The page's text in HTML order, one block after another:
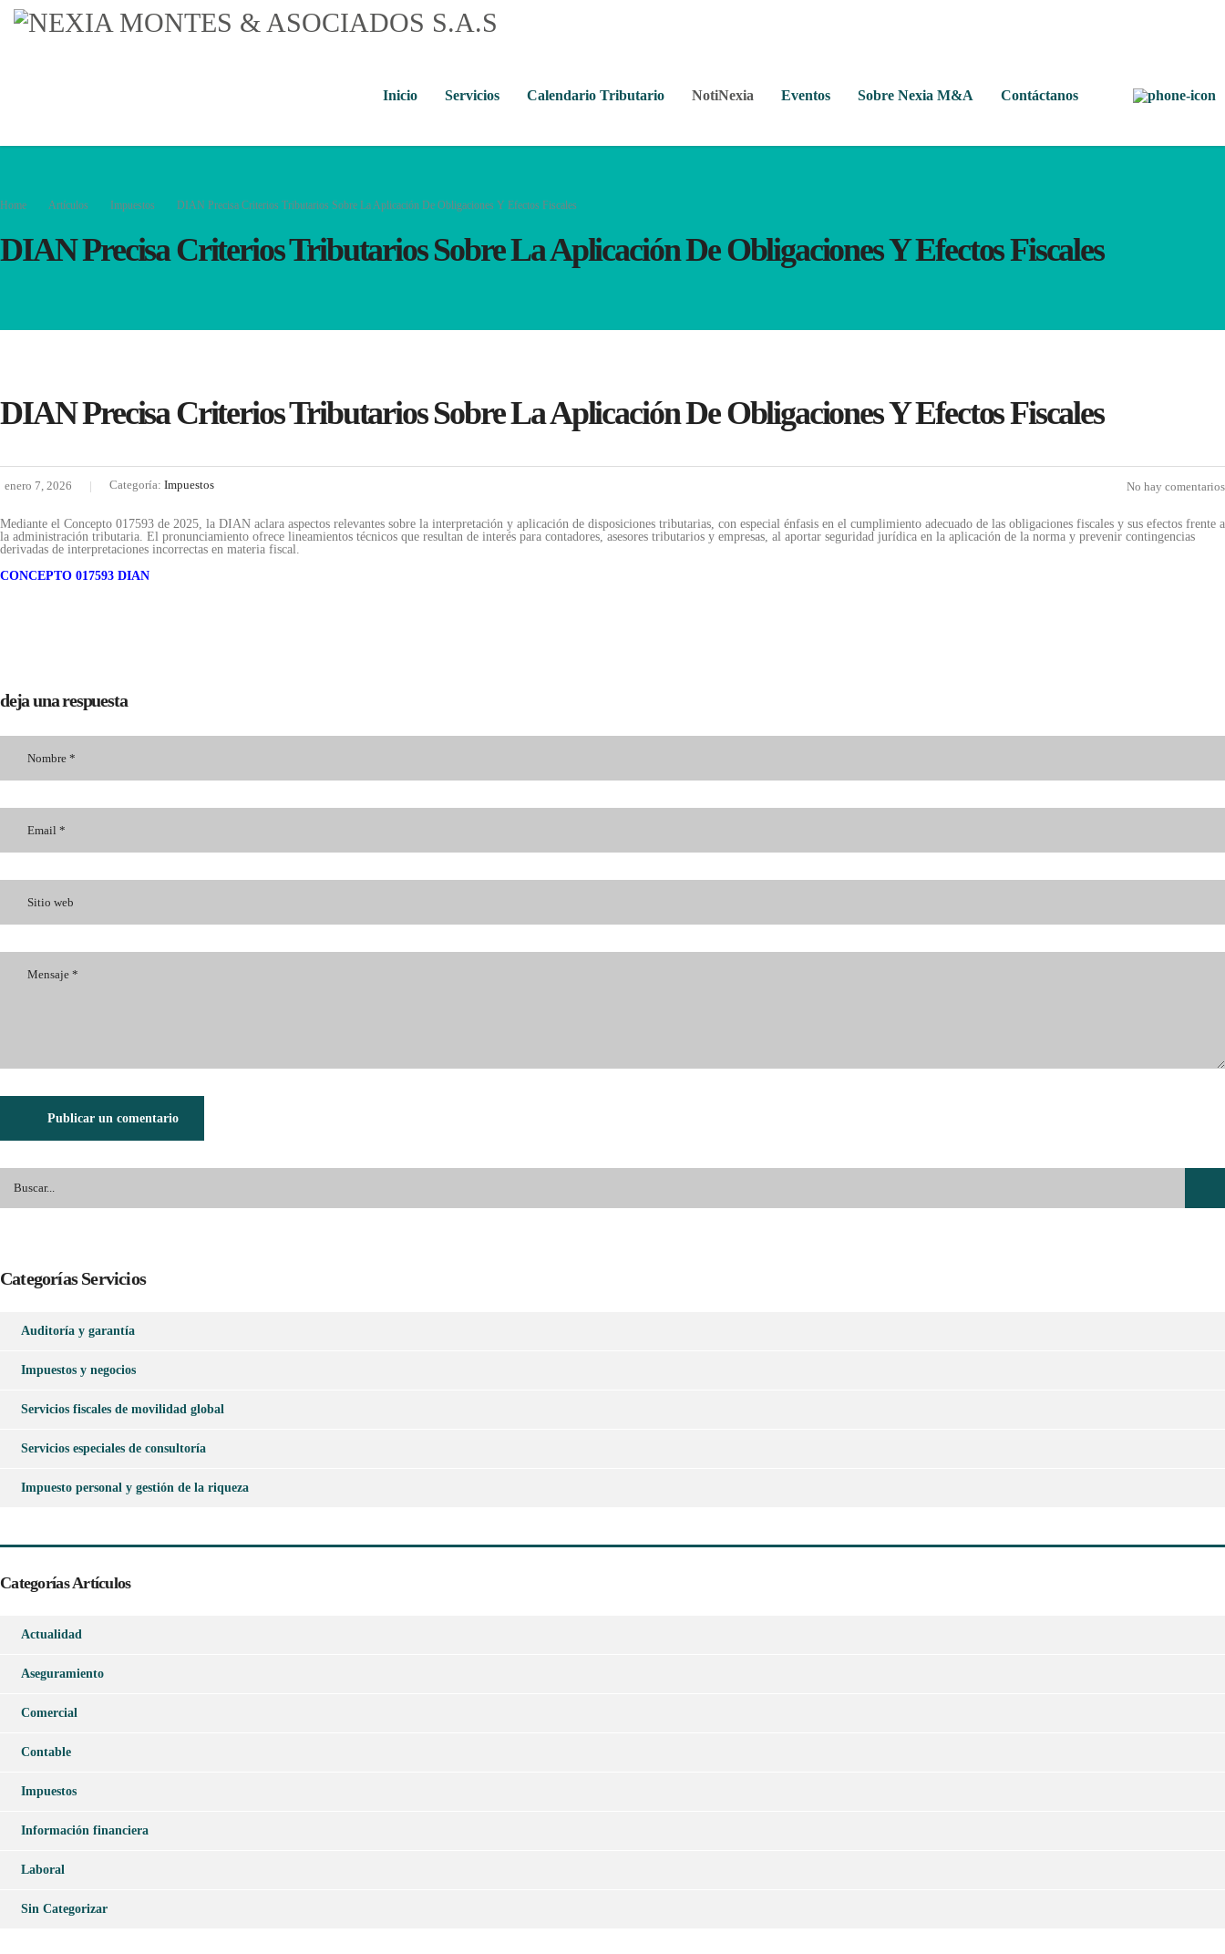
Inicio Servicios Calendario Tributario NotiNexia Eventos Sobre Nexia M&A Contáctanos
Home Artículos Impuestos DIAN Precisa Criterios Tributarios Sobre La Aplicación De Obligaciones Y Efectos Fiscales
DIAN Precisa Criterios Tributarios Sobre La Aplicación De Obligaciones Y Efectos Fiscales
DIAN Precisa Criterios Tributarios Sobre La Aplicación De Obligaciones Y Efectos Fiscales
enero 7, 2026 Categoría: Impuestos No hay comentarios
Mediante el Concepto 017593 de 2025, la DIAN aclara aspectos relevantes sobre la interpretación y aplicación de disposiciones tributarias, con especial énfasis en el cumplimiento adecuado de las obligaciones fiscales y sus efectos frente a
la administración tributaria. El pronunciamiento ofrece lineamientos técnicos que resultan de interés para contadores, asesores tributarios y empresas, al aportar seguridad jurídica en la aplicación de la norma y prevenir contingencias
derivadas de interpretaciones incorrectas en materia fiscal.
CONCEPTO 017593 DIAN
deja una respuesta
Publicar un comentario
Categorías Servicios
Auditoría y garantía
Impuestos y negocios
Servicios fiscales de movilidad global
Servicios especiales de consultoría
Impuesto personal y gestión de la riqueza
Categorías Artículos
Actualidad
Aseguramiento
Comercial
Contable
Impuestos
Información financiera
Laboral
Sin Categorizar